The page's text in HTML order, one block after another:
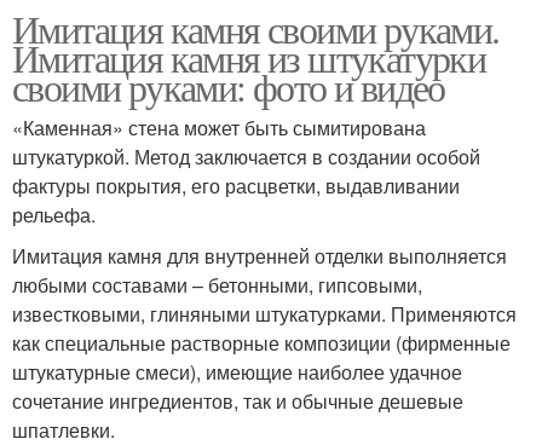
Имитация камня своими руками.
Имитация камня из штукатурки
своими руками: фото и видео
«Каменная» стена может быть сымитирована
штукатуркой. Метод заключается в создании особой
фактуры покрытия, его расцветки, выдавливании
рельефа.
Имитация камня для внутренней отделки выполняется
любыми составами – бетонными, гипсовыми,
известковыми, глиняными штукатурками. Применяются
как специальные растворные композиции (фирменные
штукатурные смеси), имеющие наиболее удачное
сочетание ингредиентов, так и обычные дешевые
шпатлевки.